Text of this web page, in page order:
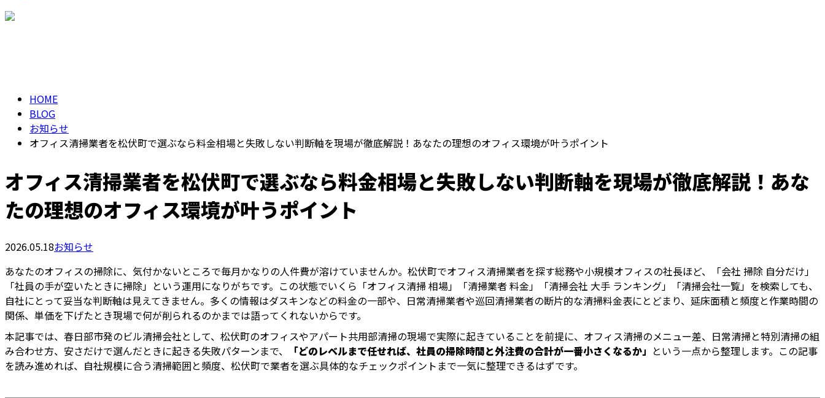
HOME
BLOG
お知らせ
オフィス清掃業者を松伏町で選ぶなら料金相場と失敗しない判断軸を現場が徹底解説！あなたの理想のオフィス環境が叶うポイント
オフィス清掃業者を松伏町で選ぶなら料金相場と失敗しない判断軸を現場が徹底解説！あな
たの理想のオフィス環境が叶うポイント
2026.05.18お知らせ
あなたのオフィスの掃除に、気付かないところで毎月かなりの人件費が溶けていませんか。松伏町でオフィス清掃業者を探す総務や小規模オフィスの社長ほど、「会社 掃除 自分だけ」
「社員の手が空いたときに掃除」という運用になりがちです。この状態でいくら「オフィス清掃 相場」「清掃業者 料金」「清掃会社 大手 ランキング」「清掃会社一覧」を検索しても、
自社にとって妥当な判断軸は見えてきません。多くの情報はダスキンなどの料金の一部や、日常清掃業者や巡回清掃業者の断片的な清掃料金表にとどまり、延床面積と頻度と作業時間の
関係、単価を下げたとき現場で何が削られるのかまでは語ってくれないからです。
本記事では、春日部市発のビル清掃会社として、松伏町のオフィスやアパート共用部清掃の現場で実際に起きていることを前提に、オフィス清掃のメニュー差、日常清掃と特別清掃の組
み合わせ方、安さだけで選んだときに起きる失敗パターンまで、
「どのレベルまで任せれば、社員の掃除時間と外注費の合計が一番小さくなるか」 という一点から整理します。この記事
を読み進めれば、自社規模に合う清掃範囲と頻度、松伏町で業者を選ぶ具体的なチェックポイントまで一気に整理できるはずです。